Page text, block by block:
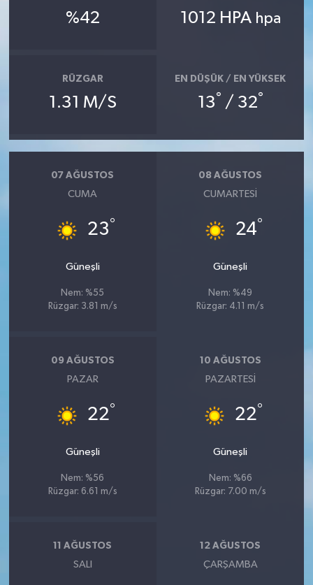
%42 1012 HPA hpa
RÜZGAR
1.31 M/S
EN DÜŞÜK / EN YÜKSEK
13° / 32°
07 AĞUSTOS
CUMA
23°
Güneşli
Nem: %55
Rüzgar: 3.81 m/s
08 AĞUSTOS
CUMARTESI
24°
Güneşli
Nem: %49
Rüzgar: 4.11 m/s
09 AĞUSTOS
PAZAR
22°
Güneşli
Nem: %56
Rüzgar: 6.61 m/s
10 AĞUSTOS
PAZARTESI
22°
Güneşli
Nem: %66
Rüzgar: 7.00 m/s
11 AĞUSTOS
SALI
12 AĞUSTOS
ÇARŞAMBA